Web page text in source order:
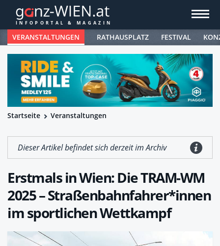
VERANSTALTUNGEN RATHAUSPLATZ FESTIVAL
Startseite Veranstaltungen
Dieser Artikel befindet sich derzeit im Archiv
Erstmals in Wien: Die TRAM-WM
2025 – Straßenbahnfahrer*innen
im sportlichen Wettkampf